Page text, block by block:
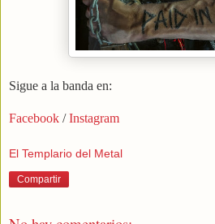
Sigue a la banda en:
Facebook /Instagram
El Templario del Metal
Compartir